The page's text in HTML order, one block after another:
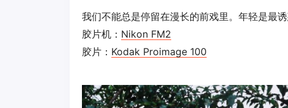
我们不能总是停留在漫长的前戏里。年轻是最
胶片机： Nikon FM2
胶片： Kodak Proimage 100